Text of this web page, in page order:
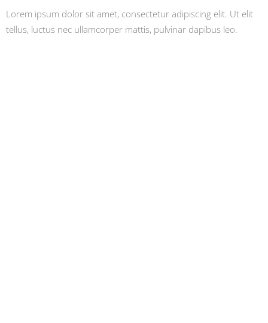
Lorem ipsum dolor sit amet, consectetur adipiscing elit. Ut elit
tellus, luctus nec ullamcorper mattis, pulvinar dapibus leo.